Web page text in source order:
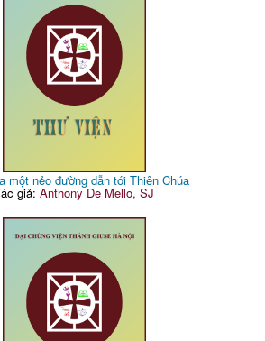
một nẻo đường dẫn tới Thiên Chúa
giả: Anthony De Mello, SJ